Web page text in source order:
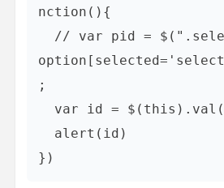
nction(){
;
})